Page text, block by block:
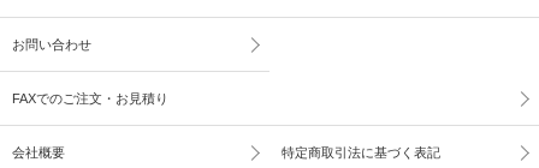
お問い合わせ
FAXでのご注文・お見積り
会社概要 特定商取引法に基づく表記